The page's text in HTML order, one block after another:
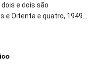
e dois são
e Oitenta e quatro, 1949...